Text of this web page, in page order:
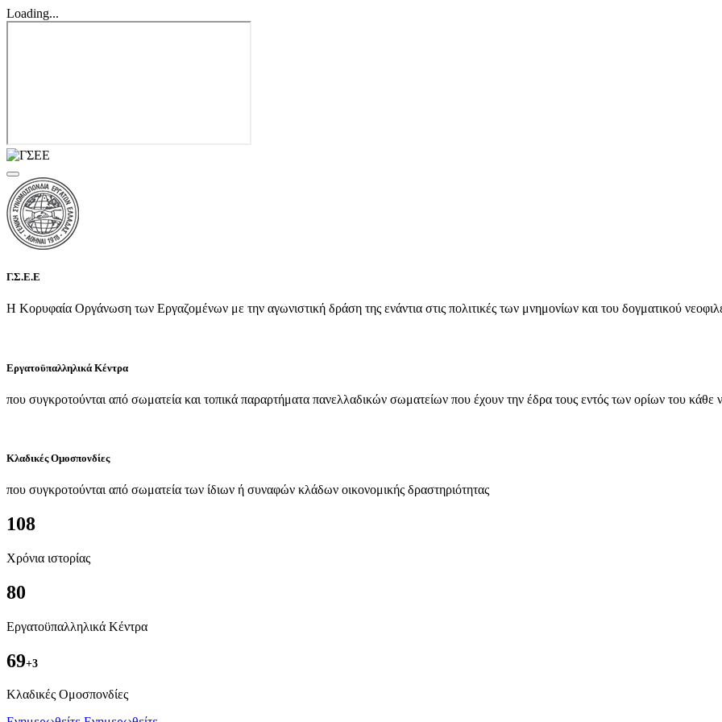
Loading...
Γ.Σ.Ε.Ε
Η Κορυφαία Οργάνωση των Εργαζομένων με την αγωνιστική δράση της ενάντια στις πολιτικές των μνημονίων και του δογματικού
Εργατοϋπαλληλικά Κέντρα
που συγκροτούνται από σωματεία και τοπικά παραρτήματα πανελλαδικών σωματείων που έχουν την έδρα τους εντός των ορίων του κάθε
Κλαδικές Ομοσπονδίες
που συγκροτούνται από σωματεία των ίδιων ή συναφών κλάδων οικονομικής δραστηριότητας
108
Χρόνια ιστορίας
80
Εργατοϋπαλληλικά Κέντρα
69+3
Kλαδικές Ομοσπονδίες